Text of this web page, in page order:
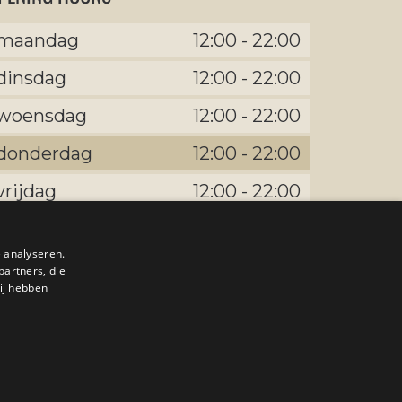
12:00 - 22:00
12:00 - 22:00
12:00 - 22:00
12:00 - 22:00
12:00 - 22:00
die
hebben